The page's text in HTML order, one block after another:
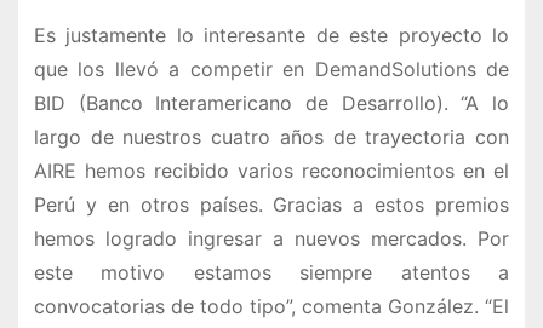
Es justamente lo interesante de este proyecto lo
que los llevó a competir en DemandSolutions de
BID (Banco Interamericano de Desarrollo). “A lo
largo de nuestros cuatro años de trayectoria con
AIRE hemos recibido varios reconocimientos en el
Perú y en otros países. Gracias a estos premios
hemos logrado ingresar a nuevos mercados. Por
este motivo estamos siempre atentos a
convocatorias de todo tipo”, comenta González. “El